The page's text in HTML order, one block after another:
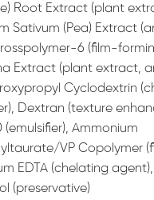
Root Extract (plant
Sativum (Pea) Extract
6 (film-
Extract (plant extract,
Cyclodextrin
Dextran (texture
(emulsifier), Ammonium
VP Copolymer
EDTA (chelating agent),
(preservative)